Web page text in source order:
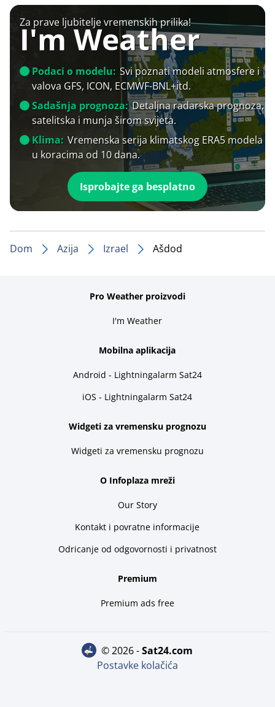
Za prave ljubitelje vremenskih prilika!
I'm Weather
Podaci o modelu: Svi poznati modeli atmosfere i
valova GFS, ICON, ECMWF-BNL+itd.
Sadašnja prognoza: Detaljna radarska prognoza,
satelitska i munja širom svijeta.
Klima: Vremenska serija klimatskog ERA5 modela
u koracima od 10 dana.
Isprobajte ga besplatno
Dom Azija Izrael Ašdod
Pro Weather proizvodi
I'm Weather
Mobilna aplikacija
Android - Lightningalarm Sat24
iOS - Lightningalarm Sat24
Widgeti za vremensku prognozu
Widgeti za vremensku prognozu
O Infoplaza mreži
Our Story
Kontakt i povratne informacije
Odricanje od odgovornosti i privatnost
Premium
Premium ads free
© 2026 - sat24.com
Postavke kolačića